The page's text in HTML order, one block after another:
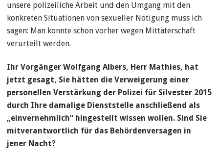
unsere polizeiliche Arbeit und den Umgang mit den
konkreten Situationen von sexueller Nötigung muss ich
sagen: Man konnte schon vorher wegen Mittäterschaft
verurteilt werden.
Ihr Vorgänger Wolfgang Albers, Herr Mathies, hat
jetzt gesagt, Sie hätten die Verweigerung einer
personellen Verstärkung der Polizei für Silvester 2015
durch Ihre damalige Dienststelle anschließend als
„einvernehmlich“ hingestellt wissen wollen. Sind Sie
mitverantwortlich für das Behördenversagen in
jener Nacht?